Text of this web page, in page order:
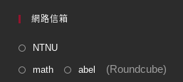
網路信箱
NTNU
math abel (Roundcube)